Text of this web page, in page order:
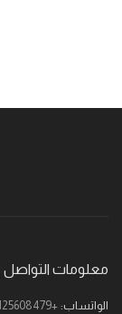
معلومات التواصل
الواتساب: +601125608479